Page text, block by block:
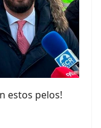
estos pelos!